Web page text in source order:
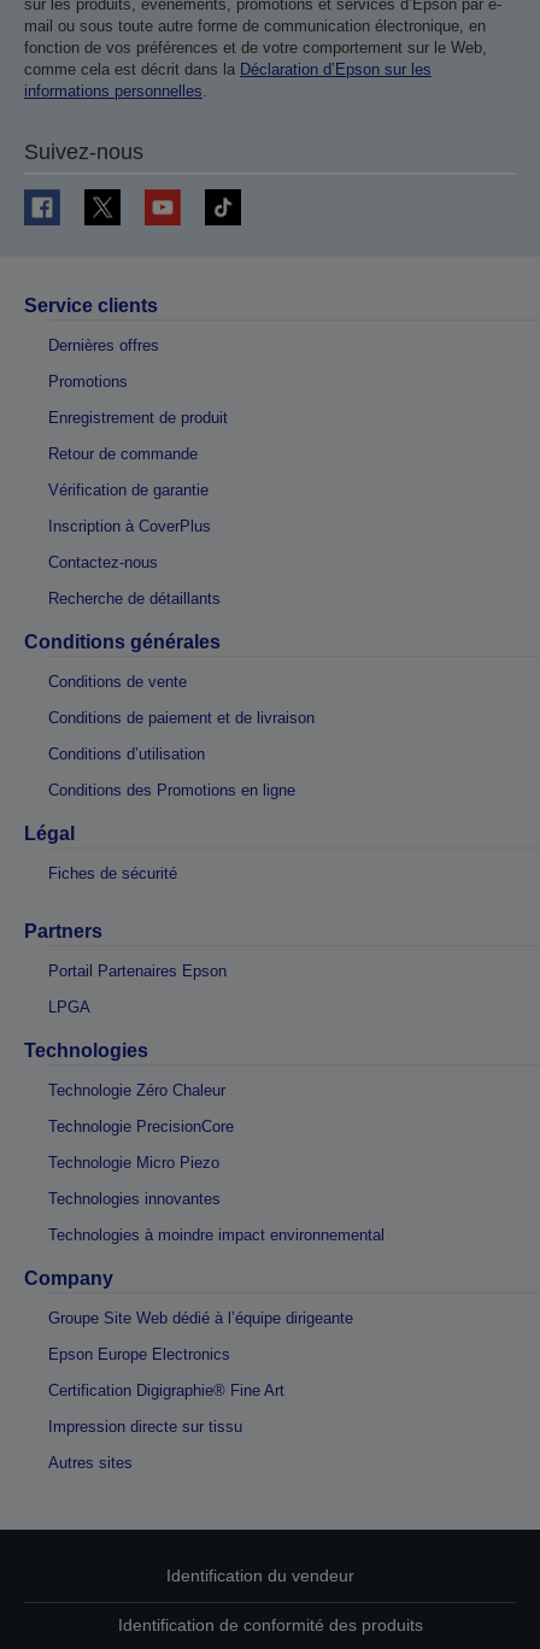
sur les produits, événements, promotions et services d’Epson par e-
mail ou sous toute autre forme de communication électronique, en
fonction de vos préférences et de votre comportement sur le Web,
comme cela est décrit dans la Déclaration d’Epson sur les
informations personnelles.
Suivez-nous
Service clients
Dernières offres
Promotions
Enregistrement de produit
Retour de commande
Vérification de garantie
Inscription à CoverPlus
Contactez-nous
Recherche de détaillants
Conditions générales
Conditions de vente
Conditions de paiement et de livraison
Conditions d’utilisation
Conditions des Promotions en ligne
Légal
Fiches de sécurité
Partners
Portail Partenaires Epson
LPGA
Technologies
Technologie Zéro Chaleur
Technologie PrecisionCore
Technologie Micro Piezo
Technologies innovantes
Technologies à moindre impact environnemental
Company
Groupe Site Web dédié à l’équipe dirigeante
Epson Europe Electronics
Certification Digigraphie® Fine Art
Impression directe sur tissu
Autres sites
Identification du vendeur
Identification de conformité des produits